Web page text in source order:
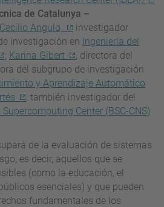
de Catalunya –
Cecilio Angulo,
investigador
investigación en Ingeniería del
; Karina Gibert
, directora del
del subgrupo de investigación
y Aprendizaje Automático
, también investigador del
Center (BSC-CNS)
de la evaluación de sistemas
es decir, aquellos que se
(como la educación, el
esenciales) y que pueden
fundamentales de los